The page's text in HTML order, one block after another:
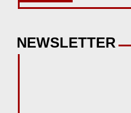
NEWSLETTER